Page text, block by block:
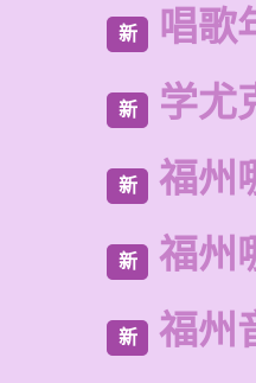
新 唱歌
新 学尤
新 福州
新 福州
新 福州